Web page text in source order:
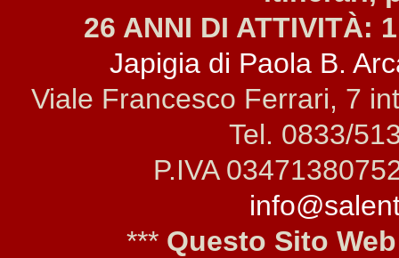
26 ANNI DI ATTIVITÀ:
Japigia di Paola B.
Viale Francesco Ferrari, 7
Tel. 0833/
P.IVA
*** Questo Sito